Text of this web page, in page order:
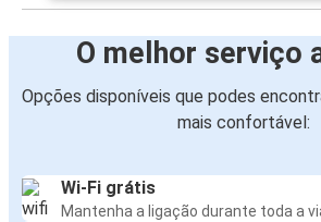
O melhor serviço
Opções disponíveis que podes
mais confortável:
Wi-Fi grátis
Mantenha a ligação durante toda a